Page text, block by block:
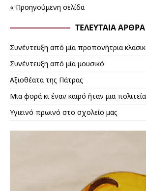
« Προηγούμενη σελίδα
ΤΕΛΕΥΤΑΊΑ ΆΡΘΡΑ
Συνέντευξη από μία προπονήτρια
Συνέντευξη από μία μουσικό
Αξιοθέατα της Πάτρας
Μια φορά κι έναν καιρό ήταν μια πολιτεία
Υγιεινό πρωινό στο σχολείο μας